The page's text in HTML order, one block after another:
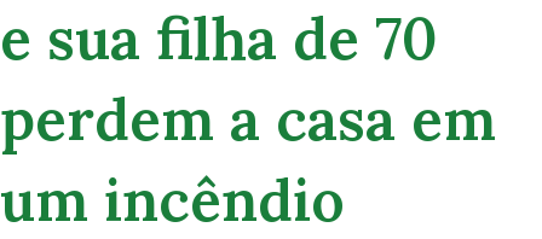
e sua filha de 70
perdem a casa em
um incêndio